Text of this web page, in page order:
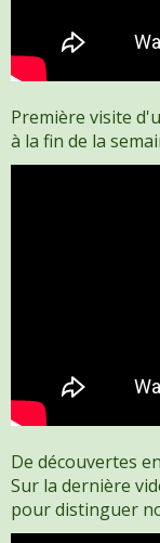
Première visite
à la fin de la
De découvertes
Sur la dernière
pour distinguer